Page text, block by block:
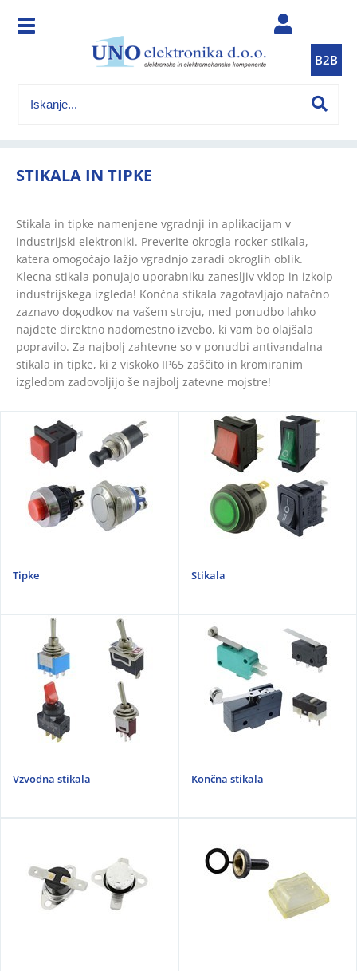
B2B
STIKALA IN TIPKE
Stikala in tipke namenjene vgradnji in aplikacijam v
industrijski elektroniki. Preverite okrogla rocker stikala,
katera omogočajo lažjo vgradnjo zaradi okroglih oblik.
Klecna stikala ponujajo uporabniku zanesljiv vklop in izkolp
industrijskega izgleda! Končna stikala zagotavljajo natačno
zaznavo dogodkov na vašem stroju, med ponudbo lahko
najdete direktno nadomestno izvebo, ki vam bo olajšala
popravilo. Za najbolj zahtevne so v ponudbi antivandalna
stikala in tipke, ki z viskoko IP65 zaščito in kromiranim
izgledom zadovoljijo še najbolj zatevne mojstre!
Tipke Stikala
Vzvodna stikala Končna stikala